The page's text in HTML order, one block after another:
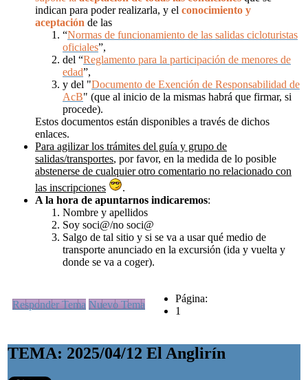
indican para poder realizarla, y el conocimiento y
aceptación de las
“Normas de funcionamiento de las salidas cicloturistas
oficiales”,
del “Reglamento para la participación de menores de
edad”,
y del "Documento de Exención de Responsabilidad de
AcB" (que al inicio de la mismas habrá que firmar, si
procede).
Estos documentos están disponibles a través de dichos
enlaces.
Para agilizar los trámites del guía y grupo de
salidas/transportes, por favor, en la medida de lo posible
abstenerse de cualquier otro comentario no relacionado con
las inscripciones
.
A la hora de apuntarnos indicaremos:
Nombre y apellidos
Soy soci@/no soci@
Salgo de tal sitio y si se va a usar qué medio de
transporte anunciado en la excursión (ida y vuelta y
donde se va a coger).
Responder Tema Nuevo Tema
Página:
1
TEMA: 2025/04/12 El Anglirín